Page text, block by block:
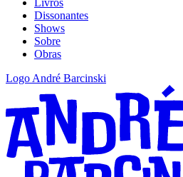
Livros
Dissonantes
Shows
Sobre
Obras
Logo André Barcinski